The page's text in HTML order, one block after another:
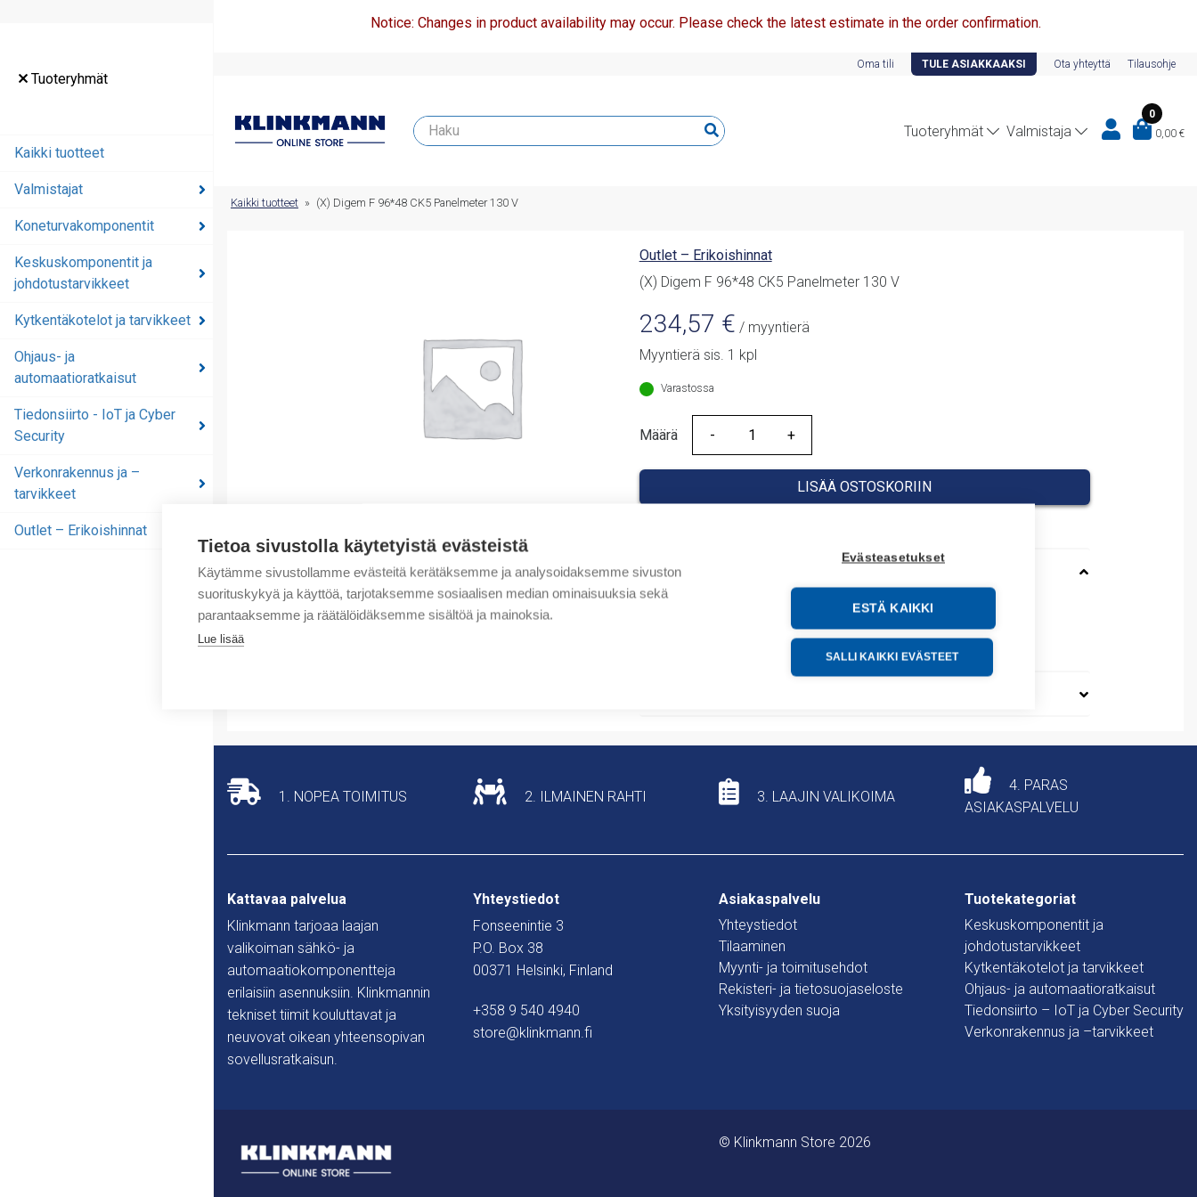
Tietoa sivustolla käytetyistä evästeistä
Käytämme sivustollamme evästeitä kerätäksemme ja analysoidaksemme sivuston
suorituskykyä ja käyttöä, tarjotaksemme sosiaalisen median ominaisuuksia sekä
parantaaksemme ja räätälöidäksemme sisältöä ja mainoksia.
Lue lisää
Evästeasetukset
ESTÄ KAIKKI
SALLI KAIKKI EVÄSTEET
Tuoteryhmät
Kaikki tuotteet
Valmistajat
Koneturvakomponentit
Keskuskomponentit ja
johdotustarvikkeet
Kytkentäkotelot ja tarvikkeet
Ohjaus- ja
automaatioratkaisut
Tiedonsiirto - IoT ja Cyber
Security
Verkonrakennus ja –
tarvikkeet
Outlet – Erikoishinnat
Notice: Changes in product availability may occur. Please check the latest estimate in the order confirmation.
Oma tili TULE ASIAKKAAKSI Ota yhteyttä Tilausohje
Tuoteryhmät Valmistaja
0
0,00 €
Outlet – Erikoishinnat
Kaikki tuotteet » (X) Digem F 96*48 CK5 Panelmeter 130 V
Outlet – Erikoishinnat
(X) Digem F 96*48 CK5 Panelmeter 130 V
234,57 € / myyntierä
Myyntierä sis. 1 kpl
Varastossa
Määrä
Määrä
LISÄÄ OSTOSKORIIN
Tuotekoodit
Tilauskoodi: A1265130OFFER27655
Tuotteen tullikoodi: 90303320
1. NOPEA TOIMITUS 2. ILMAINEN RAHTI 3. LAAJIN VALIKOIMA
4. PARAS
ASIAKASPALVELU
Kattavaa palvelua
Klinkmann tarjoaa laajan
valikoiman sähkö- ja
automaatiokomponentteja
erilaisiin asennuksiin. Klinkmannin
tekniset tiimit kouluttavat ja
neuvovat oikean yhteensopivan
sovellusratkaisun.
Yhteystiedot
Fonseenintie 3
P.O. Box 38
00371 Helsinki, Finland
+358 9 540 4940
store@klinkmann.fi
Asiakaspalvelu
Yhteystiedot
Tilaaminen
Myynti- ja toimitusehdot
Rekisteri- ja tietosuojaseloste
Yksityisyyden suoja
Tuotekategoriat
Keskuskomponentit ja
johdotustarvikkeet
Kytkentäkotelot ja tarvikkeet
Ohjaus- ja automaatioratkaisut
Tiedonsiirto – IoT ja Cyber Security
Verkonrakennus ja –tarvikkeet
© Klinkmann Store 2026